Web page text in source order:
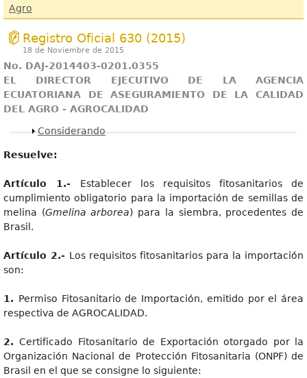
Agro
Registro Oficial 630 (2015)
18 de Noviembre de 2015
No. DAJ-2014403-0201.0355
EL DIRECTOR EJECUTIVO DE LA AGENCIA
ECUATORIANA DE ASEGURAMIENTO DE LA CALIDAD
DEL AGRO - AGROCALIDAD
Mostrar
Considerando
Resuelve:
Artículo 1.- Establecer los requisitos fitosanitarios de
cumplimiento obligatorio para la importación de semillas de
melina (Gmelina arborea) para la siembra, procedentes de
Brasil.
Artículo 2.- Los requisitos fitosanitarios para la importación
son:
1. Permiso Fitosanitario de Importación, emitido por el área
respectiva de AGROCALIDAD.
2.Certificado Fitosanitario de Exportación otorgado por la
Organización Nacional de Protección Fitosanitaria (ONPF) de
Brasil en el que se consigne lo siguiente: